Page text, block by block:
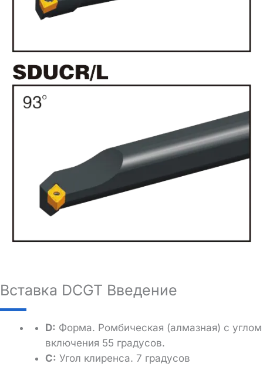
Вставка DCGT Введение
D: Форма. Ромбическая (алмазная) с углом
включения 55 градусов.
C: Угол клиренса. 7 градусов